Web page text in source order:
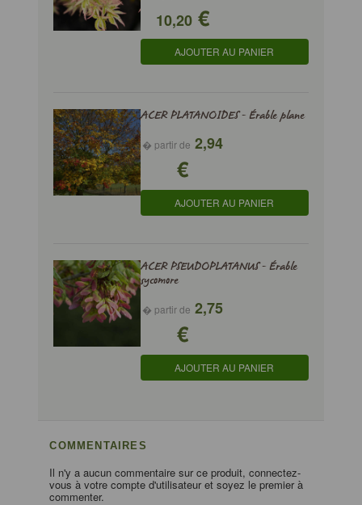
10,20€
AJOUTER AU PANIER
ACER PLATANOIDES - Érable plane
� partir de 2,94
€
AJOUTER AU PANIER
ACER PSEUDOPLATANUS - Érable
sycomore
� partir de 2,75
€
AJOUTER AU PANIER
COMMENTAIRES
Il n'y a aucun commentaire sur ce produit, connectez-
vous à votre compte d'utilisateur et soyez le premier à
commenter.